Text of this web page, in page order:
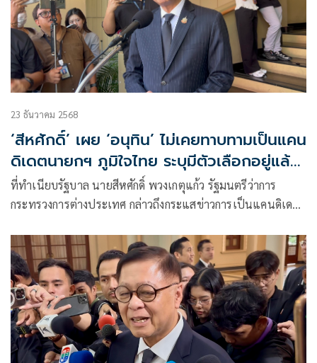
23 ธันวาคม 2568
‘สีหศักดิ์’ เผย ‘อนุทิน’ ไม่เคยทาบทามเป็นแคน
ดิเดตนายกฯ ภูมิใจไทย ระบุมีตัวเลือกอยู่แล้ว
2 คน
ที่ทำเนียบรัฐบาล นายสีหศักดิ์ พวงเกตุแก้ว รัฐมนตรีว่าการ
กระทรวงการต่างประเทศ กล่าวถึงกระแสข่าวการเป็นแคนดิเด